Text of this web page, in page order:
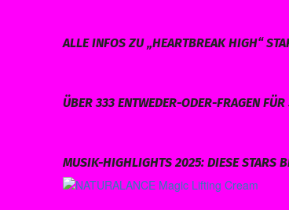
ALLE INFOS ZU „HEARTBREAK HIGH“
ÜBER 333 ENTWEDER-ODER-FRAGEN
MUSIK-HIGHLIGHTS 2025: DIESE STARS